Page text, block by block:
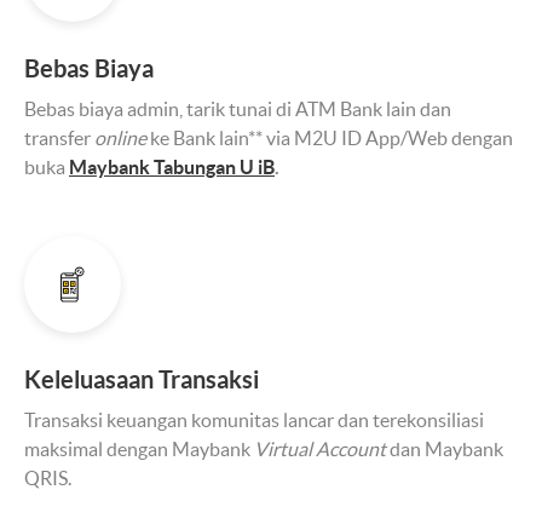
Bebas Biaya
Bebas biaya admin, tarik tunai di ATM Bank lain dan
transfer onlineke Bank lain** via M2U ID App/Web dengan
buka Maybank Tabungan U iB.
Keleluasaan Transaksi
Transaksi keuangan komunitas lancar dan terekonsiliasi
maksimal dengan Maybank Virtual Accountdan Maybank
QRIS.